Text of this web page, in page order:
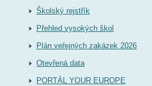
Školský rejstřík
Přehled vysokých škol
Plán veřejných zakázek 2026
Otevřená data
PORTÁL YOUR EUROPE